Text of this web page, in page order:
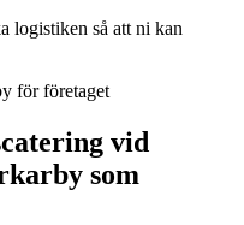
logistiken så att ni kan
för företaget
vid
som